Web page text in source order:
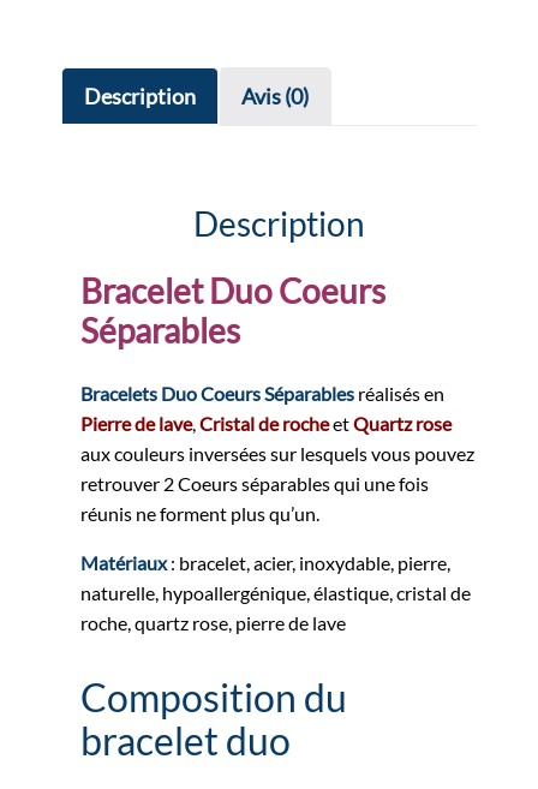
Description Avis (0)
Description
Bracelet Duo Coeurs
Séparables
Bracelets Duo Coeurs Séparables réalisés en
Pierre de lave,Cristal de rocheetQuartz rose
aux couleurs inversées sur lesquels vous pouvez
retrouver 2 Coeurs séparables qui une fois
réunis ne forment plus qu’un.
Matériaux: bracelet, acier, inoxydable, pierre,
naturelle, hypoallergénique, élastique, cristal de
roche, quartz rose, pierre de lave
Composition du
bracelet duo